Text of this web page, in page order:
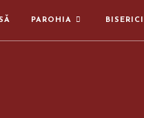
PAROHIA BISERICI